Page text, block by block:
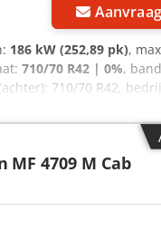
186 kW (252,89 pk),
710/70 R42 | 0%,
710/70 R42,
koppel: 1100 Nm
1178 Nm 6
zonder
koelerpakket
MF 4709 M Cab